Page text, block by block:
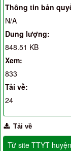
Thông tin bản
N/A
Dung lượng:
848.51 KB
Xem:
833
Tải về:
24
Tải về
Từ site TTYT